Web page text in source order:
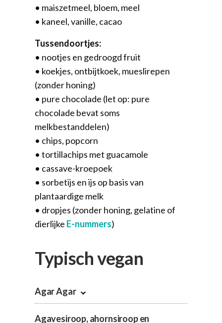
• maiszetmeel, bloem, meel
• kaneel, vanille, cacao
Tussendoortjes:
• nootjes en gedroogd fruit
• koekjes, ontbijtkoek, mueslirepen
(zonder honing)
• pure chocolade (let op: pure
chocolade bevat soms
melkbestanddelen)
• chips, popcorn
• tortillachips met guacamole
• cassave-kroepoek
• sorbetijs en ijs op basis van
plantaardige melk
• dropjes (zonder honing, gelatine of
dierlijke E-nummers)
Typisch vegan
Agar Agar
Agavesiroop, ahornsiroop en